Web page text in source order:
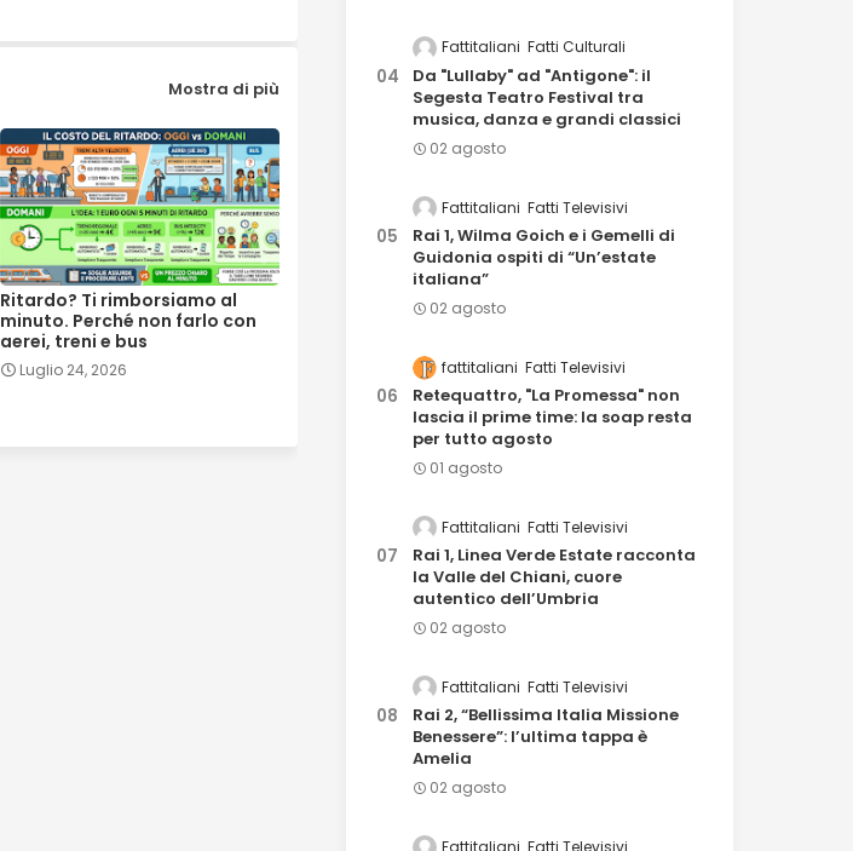
Mostra di più
Ritardo? Ti rimborsiamo al
minuto. Perché non farlo con
aerei, treni e bus
Luglio 24, 2026
Fattitaliani Fatti Culturali
Da "Lullaby" ad "Antigone": il
Segesta Teatro Festival tra
musica, danza e grandi classici
02 agosto
Fattitaliani Fatti Televisivi
Rai 1, Wilma Goich e i Gemelli di
Guidonia ospiti di “Un’estate
italiana”
02 agosto
fattitaliani Fatti Televisivi
Retequattro, "La Promessa" non
lascia il prime time: la soap resta
per tutto agosto
01 agosto
Fattitaliani Fatti Televisivi
Rai 1, Linea Verde Estate racconta
la Valle del Chiani, cuore
autentico dell’Umbria
02 agosto
Fattitaliani Fatti Televisivi
Rai 2, “Bellissima Italia Missione
Benessere”: l’ultima tappa è
Amelia
02 agosto